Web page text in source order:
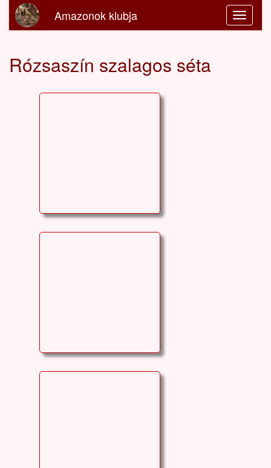
Amazonok klubja
Rózsaszín szalagos séta